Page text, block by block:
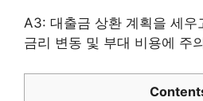
A3: 대출금 상환 계획을 세우
금리 변동 및 부대 비용에 주